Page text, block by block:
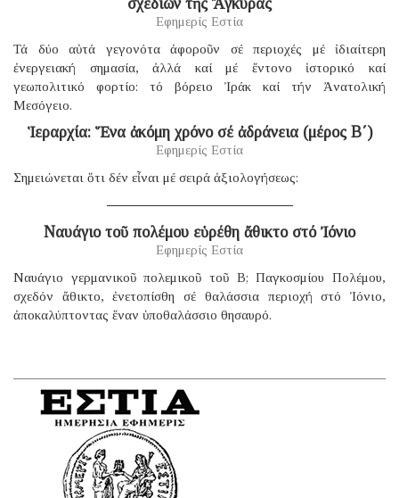
σχεδίων τῆς Ἄγκυρας
Εφημερίς Εστία
Τά δύο αὐτά γεγονότα ἀφοροῦν σέ περιοχές μέ ἰδιαίτερη
ἐνεργειακή σημασία, ἀλλά καί μέ ἔντονο ἱστορικό καί
γεωπολιτικό φορτίο: τό βόρειο Ἰράκ καί τήν Ἀνατολική
Μεσόγειο.
Ἱεραρχία: Ἕνα ἀκόμη χρόνο σέ ἀδράνεια (μέρος B΄)
Εφημερίς Εστία
Σημειώνεται ὅτι δέν εἶναι μέ σειρά ἀξιολογήσεως:
Ναυάγιο τοῦ πολέμου εὑρέθη ἄθικτο στό Ἰόνιο
Εφημερίς Εστία
Ναυάγιο γερμανικοῦ πολεμικοῦ τοῦ B; Παγκοσμίου Πολέμου,
σχεδόν ἄθικτο, ἐνετοπίσθη σέ θαλάσσια περιοχή στό Ἰόνιο,
ἀποκαλύπτοντας ἕναν ὑποθαλάσσιο θησαυρό.